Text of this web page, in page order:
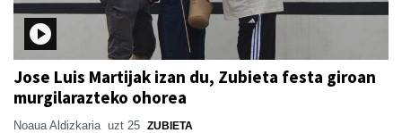
Jose Luis Martijak izan du, Zubieta festa giroan
murgilarazteko ohorea
Noaua Aldizkaria uzt 25 ZUBIETA